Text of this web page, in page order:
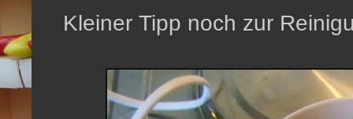
Kleiner Tipp noch zur